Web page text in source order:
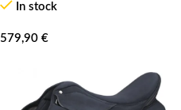
In stock
579,90 €